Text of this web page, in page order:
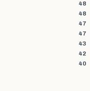
48
48
47
47
43
42
40